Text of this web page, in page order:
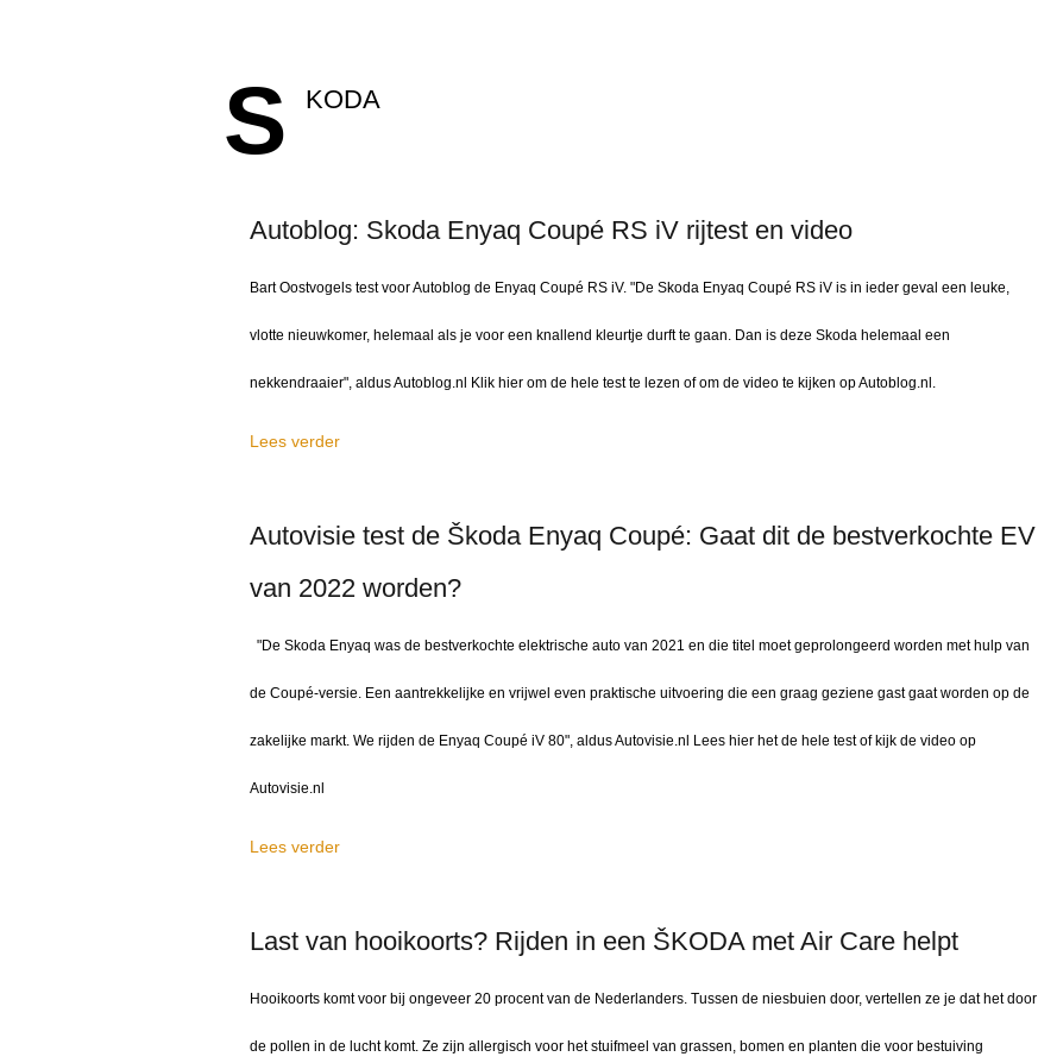
S KODA
Autoblog: Skoda Enyaq Coupé RS iV rijtest en video
Bart Oostvogels test voor Autoblog de Enyaq Coupé RS iV. "De Skoda Enyaq Coupé RS iV is in ieder geval een leuke,
vlotte nieuwkomer, helemaal als je voor een knallend kleurtje durft te gaan. Dan is deze Skoda helemaal een
nekkendraaier", aldus Autoblog.nl Klik hier om de hele test te lezen of om de video te kijken op Autoblog.nl.
Lees verder
Autovisie test de Škoda Enyaq Coupé: Gaat dit de bestverkochte EV
van 2022 worden?
"De Skoda Enyaq was de bestverkochte elektrische auto van 2021 en die titel moet geprolongeerd worden met hulp van
de Coupé-versie. Een aantrekkelijke en vrijwel even praktische uitvoering die een graag geziene gast gaat worden op de
zakelijke markt. We rijden de Enyaq Coupé iV 80", aldus Autovisie.nl Lees hier het de hele test of kijk de video op
Autovisie.nl
Lees verder
Last van hooikoorts? Rijden in een ŠKODA met Air Care helpt
Hooikoorts komt voor bij ongeveer 20 procent van de Nederlanders. Tussen de niesbuien door, vertellen ze je dat het door
de pollen in de lucht komt. Ze zijn allergisch voor het stuifmeel van grassen, bomen en planten die voor bestuiving